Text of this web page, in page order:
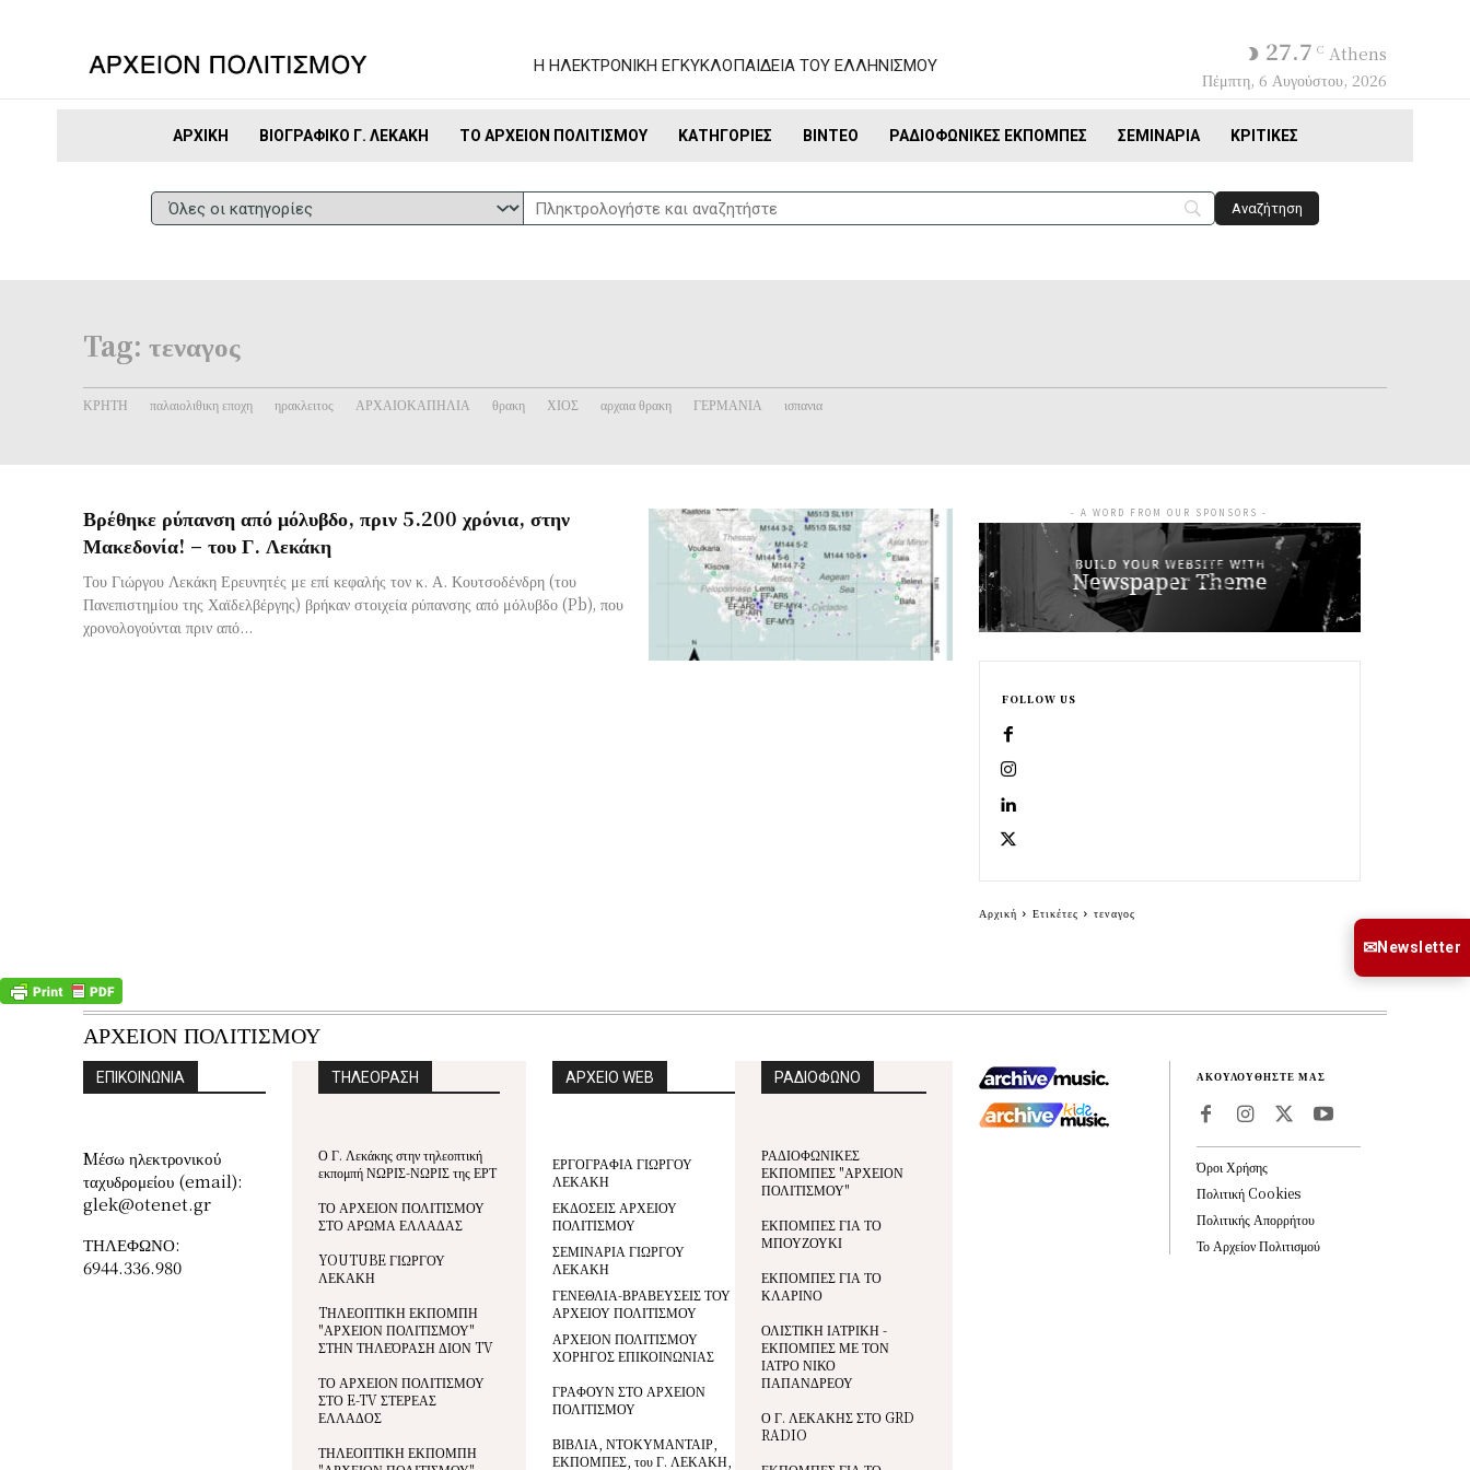
Η ΗΛΕΚΤΡΟΝΙΚΗ ΕΓΚΥΚΛΟΠΑΙΔΕΙΑ ΤΟΥ ΕΛΛΗΝΙΣΜΟΥ 27.7 C Athens
Πέμπτη, 6 Αυγούστου, 2026
ΑΡΧΙΚΉ ΒΙΟΓΡΑΦΙΚΌ Γ. ΛΕΚΆΚΗ ΤΟ ΑΡΧΕΊΟΝ ΠΟΛΙΤΙΣΜΟΎ ΚΑΤΗΓΟΡΊΕΣ ΒΊΝΤΕΟ ΡΑΔΙΟΦΩΝΙΚΈΣ ΕΚΠΟΜΠΈΣ ΣΕΜΙΝΆΡΙΑ ΚΡΙΤΙΚΈΣ
Tag: τεναγος
ΚΡΗΤΗ παλαιολιθικη εποχη ηρακλειτος ΑΡΧΑΙΟΚΑΠΗΛΙΑ θρακη ΧΙΟΣ αρχαια θρακη ΓΕΡΜΑΝΙΑ ισπανια
Βρέθηκε ρύπανση από μόλυβδο, πριν 5.200 χρόνια, στην
Μακεδονία! – του Γ. Λεκάκη
Του Γιώργου Λεκάκη Ερευνητές με επί κεφαλής τον κ. Α. Κουτσοδένδρη (του
Πανεπιστημίου της Χαϊδελβέργης) βρήκαν στοιχεία ρύπανσης από μόλυβδο (Pb), που
χρονολογούνται πριν από...
- A WORD FROM OUR SPONSORS -
FOLLOW US
Αρχική Ετικέτες τεναγος
ΑΡΧΕΙΟΝ ΠΟΛΙΤΙΣΜΟΥ
ΕΠΙΚΟΙΝΩΝΙΑ
Mέσω ηλεκτρονικού
ταχυδρομείου (email):
glek@otenet.gr
ΤΗΛΕΦΩΝΟ:
6944.336.980
ΤΗΛΕΟΡΑΣΗ
Ο Γ. Λεκάκης στην τηλεοπτική
εκπομπή ΝΩΡΙΣ-ΝΩΡΙΣ της ΕΡΤ
ΤΟ ΑΡΧΕΙΟΝ ΠΟΛΙΤΙΣΜΟΥ
ΣΤΟ ΑΡΩΜΑ ΕΛΛΑΔΑΣ
YOUTUBE ΓΙΩΡΓΟΥ
ΛΕΚΑΚΗ
TΗΛΕΟΠΤΙΚΗ ΕΚΠΟΜΠΗ
"ΑΡΧΕΙΟΝ ΠΟΛΙΤΙΣΜΟΥ"
ΣΤΗΝ ΤΗΛΕΌΡΑΣΗ ΔΙΟΝ TV
ΤΟ ΑΡΧΕΙΟΝ ΠΟΛΙΤΙΣΜΟΥ
ΣΤΟ E-TV ΣΤΕΡΕΑΣ
ΕΛΛΑΔΟΣ
ΤΗΛΕΟΠΤΙΚΗ ΕΚΠΟΜΠΗ
ΑΡΧΕΙΟ WEB
ΕΡΓΟΓΡΑΦΙΑ ΓΙΩΡΓΟΥ
ΛΕΚΑΚΗ
ΕΚΔΟΣΕΙΣ ΑΡΧΕΙΟΥ
ΠΟΛΙΤΙΣΜΟΥ
ΣΕΜΙΝΑΡΙΑ ΓΙΩΡΓΟΥ
ΛΕΚΑΚΗ
ΓΕΝΕΘΛΙΑ-ΒΡΑΒΕΥΣΕΙΣ ΤΟΥ
ΑΡΧΕΙΟΥ ΠΟΛΙΤΙΣΜΟΥ
ΑΡΧΕΙΟΝ ΠΟΛΙΤΙΣΜΟΥ
ΧΟΡΗΓΟΣ ΕΠΙΚΟΙΝΩΝΙΑΣ
ΓΡΑΦΟΥΝ ΣΤΟ ΑΡΧΕΙΟΝ
ΠΟΛΙΤΙΣΜΟΥ
ΒΙΒΛΙΑ, ΝΤΟΚΥΜΑΝΤΑΙΡ,
ΕΚΠΟΜΠΕΣ, του Γ. ΛΕΚΑΚΗ,
ΡΑΔΙΟΦΩΝΟ
ΡΑΔΙΟΦΩΝΙΚΕΣ
ΕΚΠΟΜΠΕΣ "ΑΡΧΕΙΟΝ
ΠΟΛΙΤΙΣΜΟΥ"
ΕΚΠΟΜΠΕΣ ΓΙΑ ΤΟ
ΜΠΟΥΖΟΥΚΙ
ΕΚΠΟΜΠΕΣ ΓΙΑ ΤΟ
ΚΛΑΡΙΝΟ
ΟΛΙΣΤΙΚΗ ΙΑΤΡΙΚΗ -
ΕΚΠΟΜΠΕΣ ΜΕ ΤΟΝ
ΙΑΤΡΟ ΝΙΚΟ
ΠΑΠΑΝΔΡΕΟΥ
Ο Γ. ΛΕΚΑΚΗΣ ΣΤΟ GRD
RADIO
ΑΚΟΥΛΟΥΘΗΣΤΕ ΜΑΣ
Όροι Χρήσης
Πολιτική Cookies
Πολιτικής Απορρήτου
Το Αρχείον Πολιτισμού
✉Newsletter